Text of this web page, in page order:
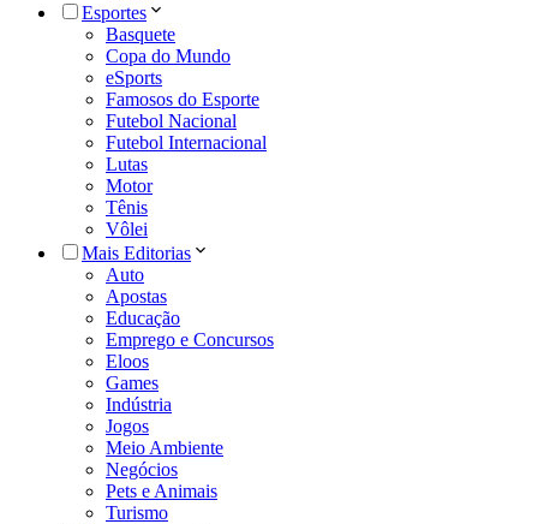
Esportes
Basquete
Copa do Mundo
eSports
Famosos do Esporte
Futebol Nacional
Futebol Internacional
Lutas
Motor
Tênis
Vôlei
Mais Editorias
Auto
Apostas
Educação
Emprego e Concursos
Eloos
Games
Indústria
Jogos
Meio Ambiente
Negócios
Pets e Animais
Turismo